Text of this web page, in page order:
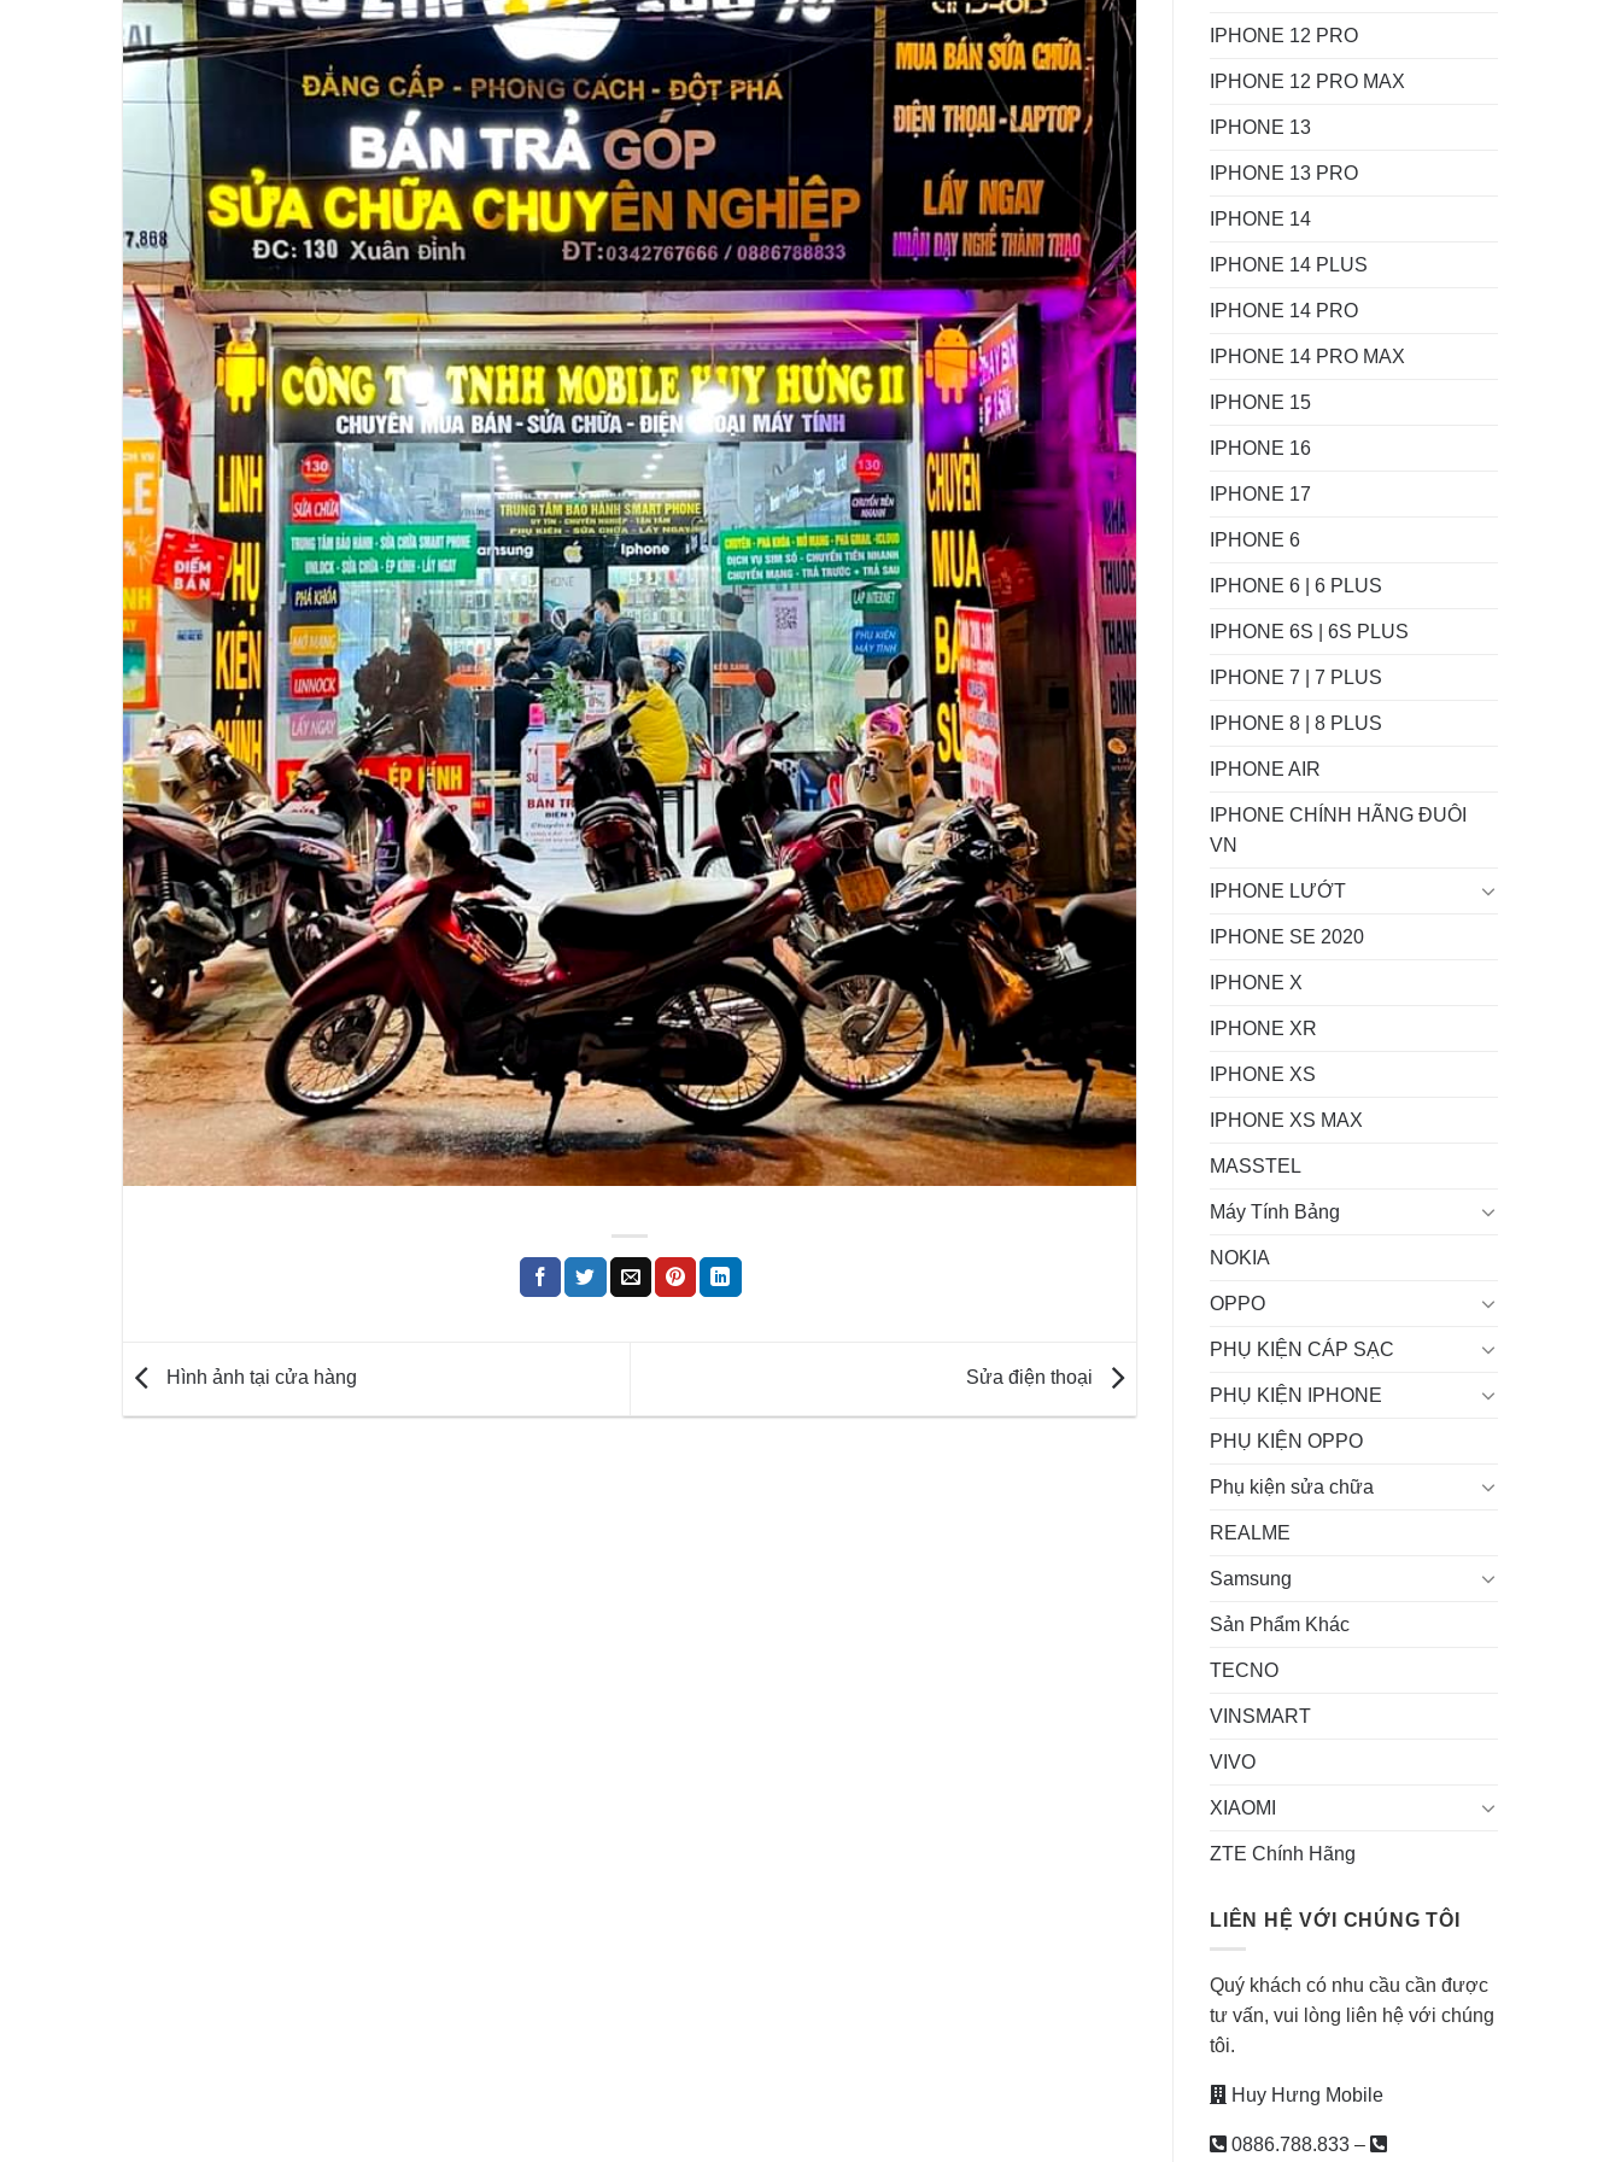
Hình ảnh tại cửa hàng Sửa điện thoại
IPHONE 12 PRO
IPHONE 12 PRO MAX
IPHONE 13
IPHONE 13 PRO
IPHONE 14
IPHONE 14 PLUS
IPHONE 14 PRO
IPHONE 14 PRO MAX
IPHONE 15
IPHONE 16
IPHONE 17
IPHONE 6
IPHONE 6 | 6 PLUS
IPHONE 6S | 6S PLUS
IPHONE 7 | 7 PLUS
IPHONE 8 | 8 PLUS
IPHONE AIR
IPHONE CHÍNH HÃNG ĐUÔI
VN
IPHONE LƯỚT
IPHONE SE 2020
IPHONE X
IPHONE XR
IPHONE XS
IPHONE XS MAX
MASSTEL
Máy Tính Bảng
NOKIA
OPPO
PHỤ KIỆN CÁP SẠC
PHỤ KIỆN IPHONE
PHỤ KIỆN OPPO
Phụ kiện sửa chữa
REALME
Samsung
Sản Phẩm Khác
TECNO
VINSMART
VIVO
XIAOMI
ZTE Chính Hãng
LIÊN HỆ VỚI CHÚNG TÔI
Quý khách có nhu cầu cần được
tư vấn, vui lòng liên hệ với chúng
tôi.
Huy Hưng Mobile
0886.788.833 –